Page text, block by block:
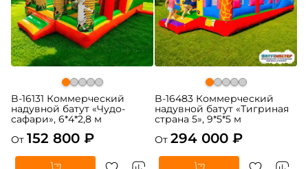
B-16131 Коммерческий
надувной батут «Чудо-
сафари», 6*4*2,8 м
От 152 800 ₽
B-16483 Коммерческий
надувной батут «Тигриная
страна 5», 9*5*5 м
От 294 000 ₽